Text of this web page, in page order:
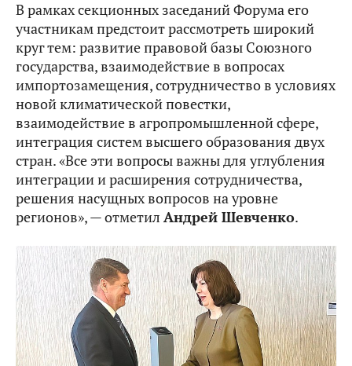
В рамках секционных заседаний Форума его
участникам предстоит рассмотреть широкий
круг тем: развитие правовой базы Союзного
государства, взаимодействие в вопросах
импортозамещения, сотрудничество в условиях
новой климатической повестки,
взаимодействие в агропромышленной сфере,
интеграция систем высшего образования двух
стран. «Все эти вопросы важны для углубления
интеграции и расширения сотрудничества,
решения насущных вопросов на уровне
регионов», — отметил Андрей Шевченко.